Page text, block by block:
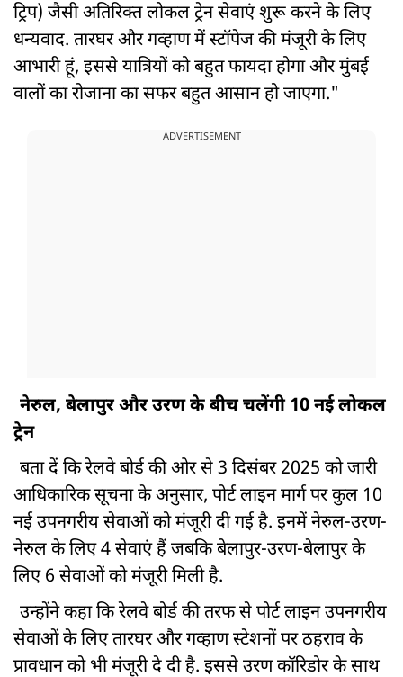
ट्रिप) जैसी अतिरिक्त लोकल ट्रेन सेवाएं शुरू करने के लिए
धन्यवाद. तारघर और गव्हाण में स्टॉपेज की मंजूरी के लिए
आभारी हूं, इससे यात्रियों को बहुत फायदा होगा और मुंबई
वालों का रोजाना का सफर बहुत आसान हो जाएगा."
ADVERTISEMENT
नेरुल, बेलापुर और उरण के बीच चलेंगी 10 नई लोकल
ट्रेन
बता दें कि रेलवे बोर्ड की ओर से 3 दिसंबर 2025 को जारी
आधिकारिक सूचना के अनुसार, पोर्ट लाइन मार्ग पर कुल 10
नई उपनगरीय सेवाओं को मंजूरी दी गई है. इनमें नेरुल-उरण-
नेरुल के लिए 4 सेवाएं हैं जबकि बेलापुर-उरण-बेलापुर के
लिए 6 सेवाओं को मंजूरी मिली है.
उन्होंने कहा कि रेलवे बोर्ड की तरफ से पोर्ट लाइन उपनगरीय
सेवाओं के लिए तारघर और गव्हाण स्टेशनों पर ठहराव के
प्रावधान को भी मंजूरी दे दी है. इससे उरण कॉरिडोर के साथ